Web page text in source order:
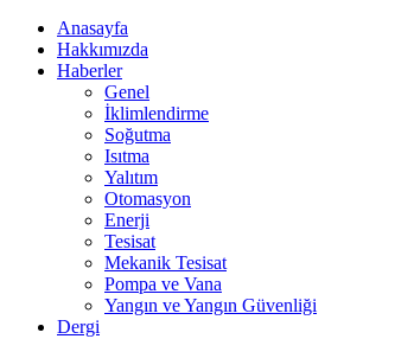
Anasayfa
Hakkımızda
Haberler
Genel
İklimlendirme
Soğutma
Isıtma
Yalıtım
Otomasyon
Enerji
Tesisat
Mekanik Tesisat
Pompa ve Vana
Yangın ve Yangın Güvenliği
Dergi